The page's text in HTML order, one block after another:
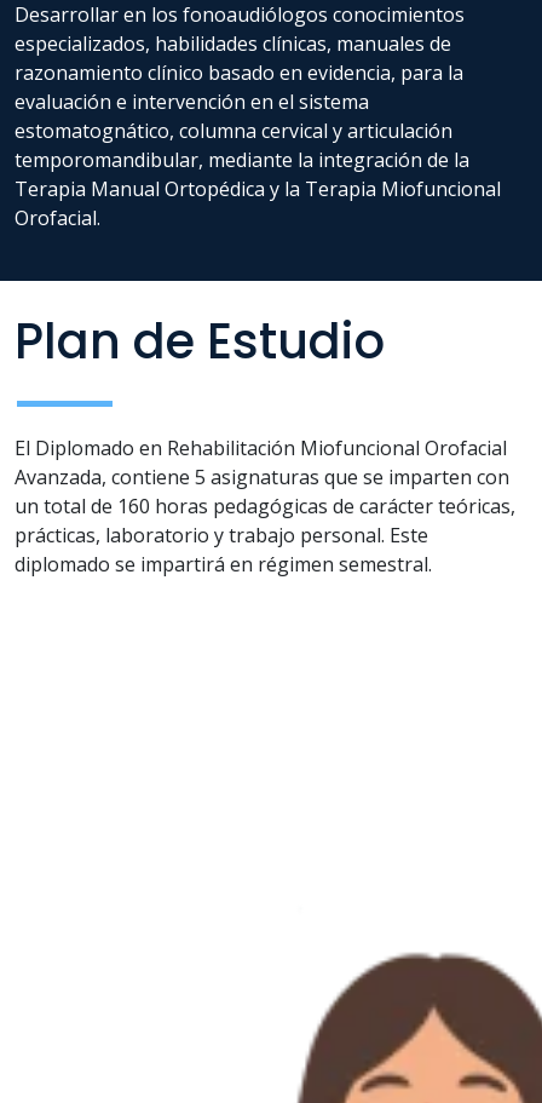
Desarrollar en los fonoaudiólogos conocimientos
especializados, habilidades clínicas, manuales de
razonamiento clínico basado en evidencia, para la
evaluación e intervención en el sistema
estomatognático, columna cervical y articulación
temporomandibular, mediante la integración de la
Terapia Manual Ortopédica y la Terapia Miofuncional
Orofacial.
Plan de Estudio
El Diplomado en Rehabilitación Miofuncional Orofacial
Avanzada, contiene 5 asignaturas que se imparten con
un total de 160 horas pedagógicas de carácter teóricas,
prácticas, laboratorio y trabajo personal. Este
diplomado se impartirá en régimen semestral.